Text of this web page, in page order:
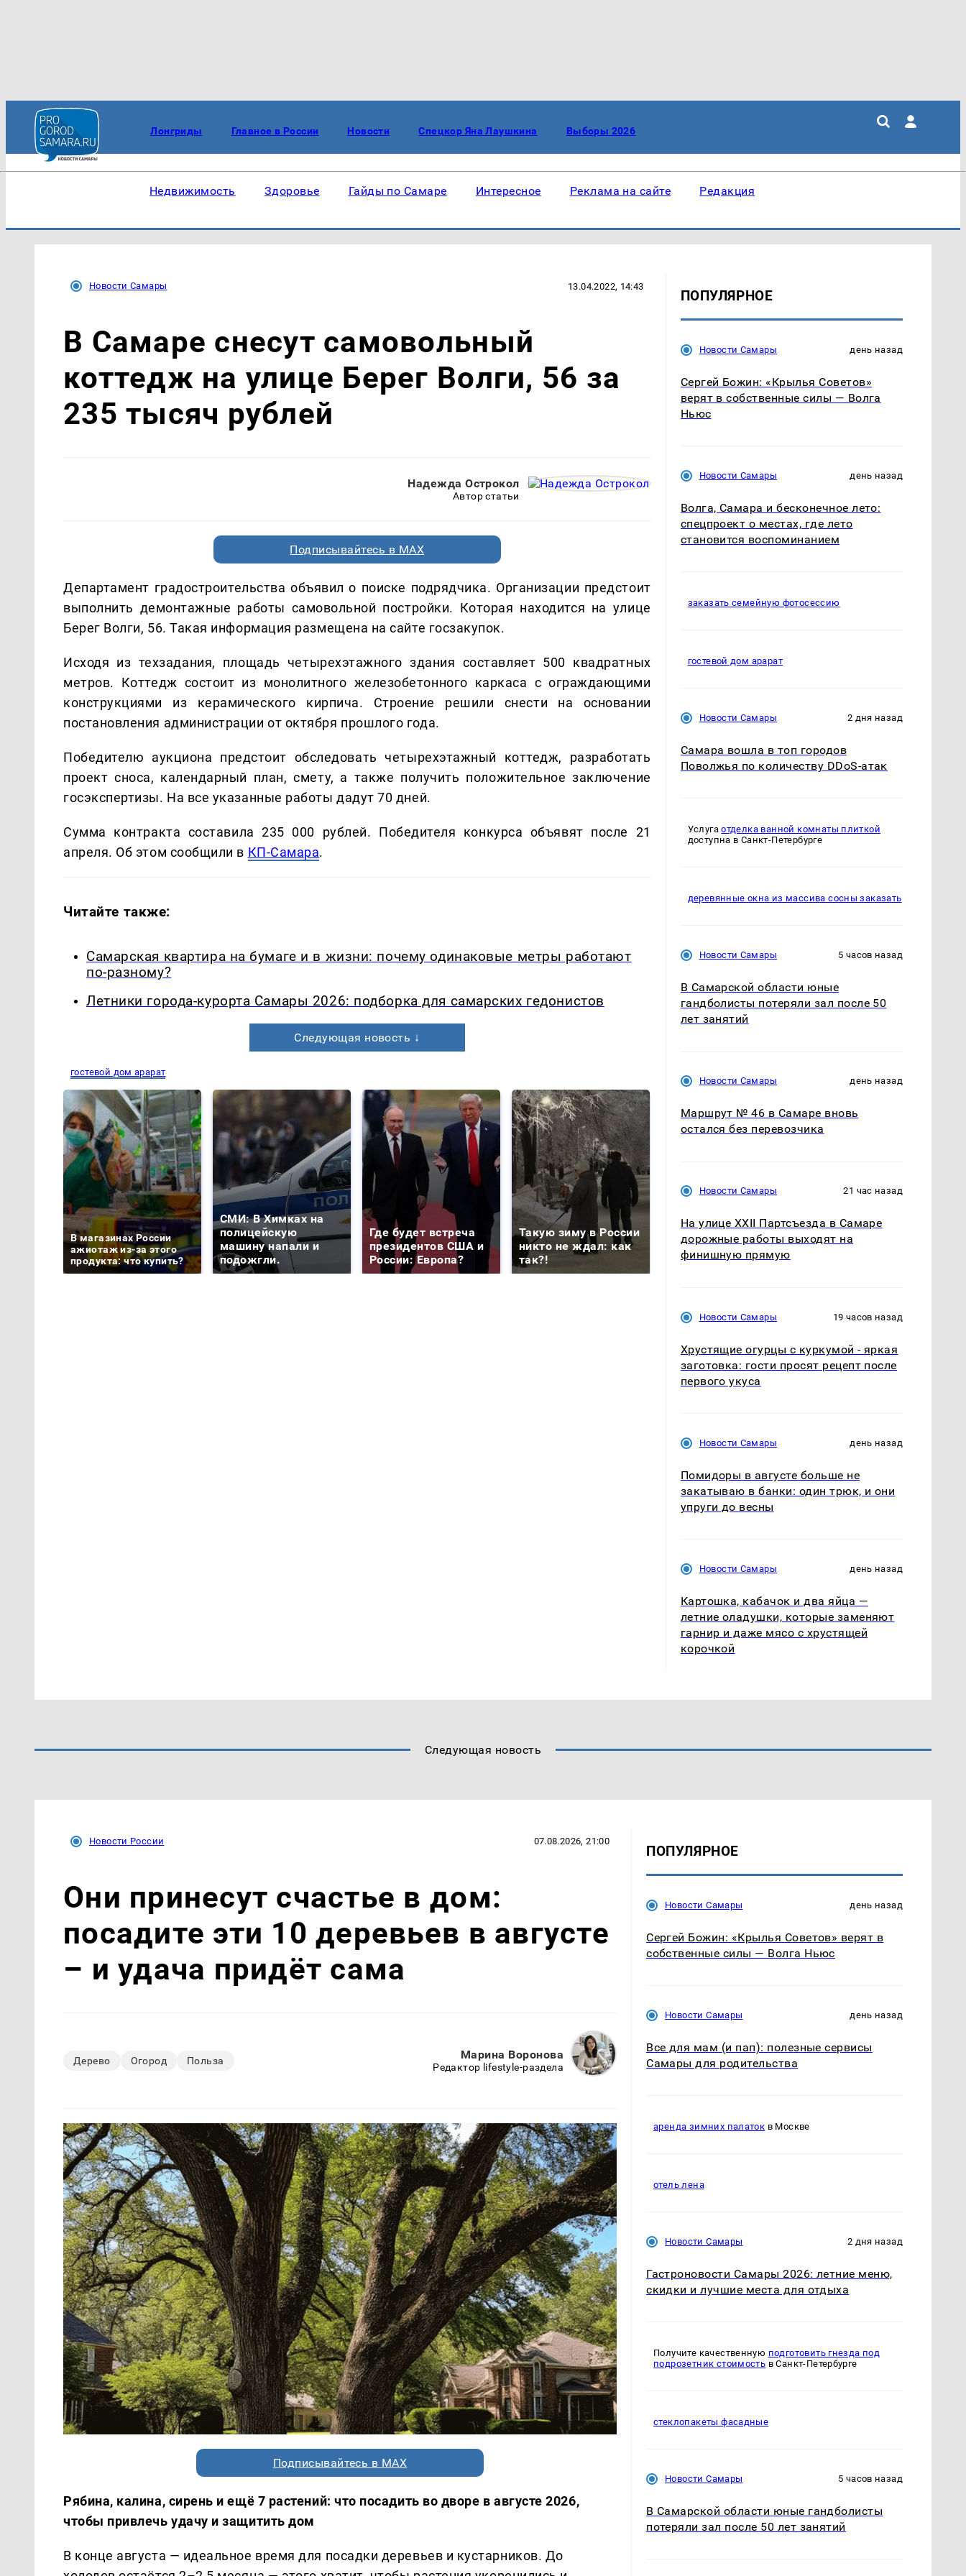
Лонгриды Главное в России Новости Спецкор Яна Лаушкина Выборы 2026
Недвижимость Здоровье Гайды по Самаре Интересное Реклама на сайте Редакция
Новости Самары 13.04.2022, 14:43
В Самаре снесут самовольный
коттедж на улице Берег Волги, 56 за
235 тысяч рублей
Надежда Острокол
Автор статьи
Подписывайтесь в MAX
Департамент градостроительства объявил о поиске подрядчика. Организации предстоит
выполнить демонтажные работы самовольной постройки. Которая находится на улице
Берег Волги, 56. Такая информация размещена на сайте госзакупок.
Исходя из техзадания, площадь четырехэтажного здания составляет 500 квадратных
метров. Коттедж состоит из монолитного железобетонного каркаса с ограждающими
конструкциями из керамического кирпича. Строение решили снести на основании
постановления администрации от октября прошлого года.
Победителю аукциона предстоит обследовать четырехэтажный коттедж, разработать
проект сноса, календарный план, смету, а также получить положительное заключение
госэкспертизы. На все указанные работы дадут 70 дней.
Сумма контракта составила 235 000 рублей. Победителя конкурса объявят после 21
апреля. Об этом сообщили в КП-Самара.
Читайте также:
Самарская квартира на бумаге и в жизни: почему одинаковые метры работают
по-разному?
Летники города-курорта Самары 2026: подборка для самарских гедонистов
Следующая новость ↓
гостевой дом арарат
В магазинах России
ажиотаж из-за этого
продукта: что купить?
СМИ: В Химках на
полицейскую
машину напали и
подожгли.
Где будет встреча
президентов США и
России: Европа?
Такую зиму в России
никто не ждал: как
так?!
Как выглядит место
крушение вертолета на
Кавказе: смотреть
На Урале из казны
были украдены 18
ПОПУЛЯРНОЕ
Новости Самары день назад
Сергей Божин: «Крылья Советов»
верят в собственные силы — Волга
Ньюс
Новости Самары день назад
Волга, Самара и бесконечное лето:
спецпроект о местах, где лето
становится воспоминанием
заказать семейную фотосессию
гостевой дом арарат
Новости Самары 2 дня назад
Самара вошла в топ городов
Поволжья по количеству DDoS-атак
Услугаотделка ванной комнаты плиткой
доступна в Санкт-Петербурге
деревянные окна из массива сосны заказать
Новости Самары 5 часов назад
В Самарской области юные
гандболисты потеряли зал после 50
лет занятий
Новости Самары день назад
Маршрут № 46 в Самаре вновь
остался без перевозчика
Новости Самары 21 час назад
На улице XXII Партсъезда в Самаре
дорожные работы выходят на
финишную прямую
Новости Самары 19 часов назад
Хрустящие огурцы с куркумой - яркая
заготовка: гости просят рецепт после
первого укуса
Новости Самары день назад
Помидоры в августе больше не
закатываю в банки: один трюк, и они
упруги до весны
Новости Самары день назад
Картошка, кабачок и два яйца —
летние оладушки, которые заменяют
гарнир и даже мясо с хрустящей
корочкой
Следующая новость
Новости России 07.08.2026, 21:00
Они принесут счастье в дом:
посадите эти 10 деревьев в августе
– и удача придёт сама
Дерево Огород Польза Марина Воронова
Редактор lifestyle-раздела
Подписывайтесь в MAX
Рябина, калина, сирень и ещё 7 растений: что посадить во дворе в августе 2026,
чтобы привлечь удачу и защитить дом
В конце августа — идеальное время для посадки деревьев и кустарников. До
ПОПУЛЯРНОЕ
Новости Самары день назад
Сергей Божин: «Крылья Советов» верят в
собственные силы — Волга Ньюс
Новости Самары день назад
Все для мам (и пап): полезные сервисы
Самары для родительства
аренда зимних палаток в Москве
отель лена
Новости Самары 2 дня назад
Гастроновости Самары 2026: летние меню,
скидки и лучшие места для отдыха
Получите качественную подготовить гнезда под
подрозетник стоимость в Санкт-Петербурге
стеклопакеты фасадные
Новости Самары 5 часов назад
В Самарской области юные гандболисты
потеряли зал после 50 лет занятий